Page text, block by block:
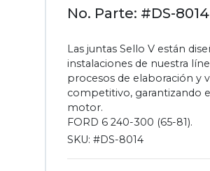
No. Parte: #DS-8014
Las juntas Sello V están
instalaciones de nuestra
procesos de elaboración y
competitivo, garantizando
motor.
FORD 6 240-300 (65-81).
SKU: #DS-8014